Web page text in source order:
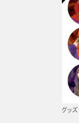
グッズ